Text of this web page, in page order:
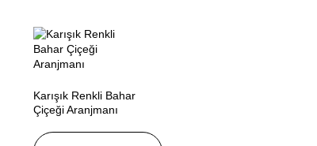
Karışık Renkli Bahar
Çiçeği Aranjmanı